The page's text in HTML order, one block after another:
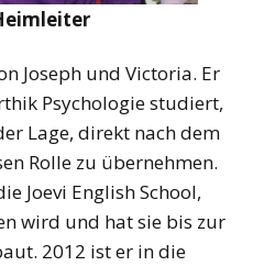
Joseph und Victoria. Er
Psychologie studiert,
Lage, direkt nach dem
Rolle zu übernehmen.
Joevi English School,
wird und hat sie bis zur
2012 ist er in die